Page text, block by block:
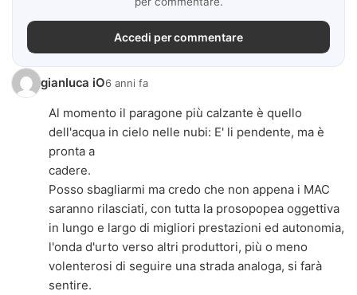
Accedi per commentare
gianluca iO6 anni fa
Al momento il paragone più calzante è quello
dell'acqua in cielo nelle nubi: E' li pendente, ma è
pronta a
cadere.
Posso sbagliarmi ma credo che non appena i MAC
saranno rilasciati, con tutta la prosopopea oggettiva
in lungo e largo di migliori prestazioni ed autonomia,
l'onda d'urto verso altri produttori, più o meno
volenterosi di seguire una strada analoga, si farà
sentire.